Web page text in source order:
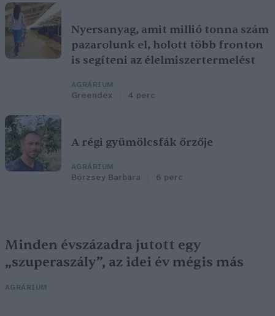
Nyersanyag, amit millió tonna szám
pazarolunk el, holott több fronton
is segíteni az élelmiszertermelést
AGRÁRIUM
Greendex 4 perc
A régi gyümölcsfák őrzője
AGRÁRIUM
Börzsey Barbara 6 perc
Minden évszázadra jutott egy
„szuperaszály”, az idei év mégis más
AGRÁRIUM